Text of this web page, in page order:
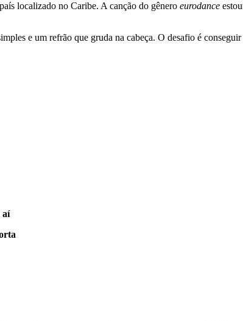
localizado no Caribe. A canção do gênero eurodance
e um refrão que gruda na cabeça. O desafio é
aí